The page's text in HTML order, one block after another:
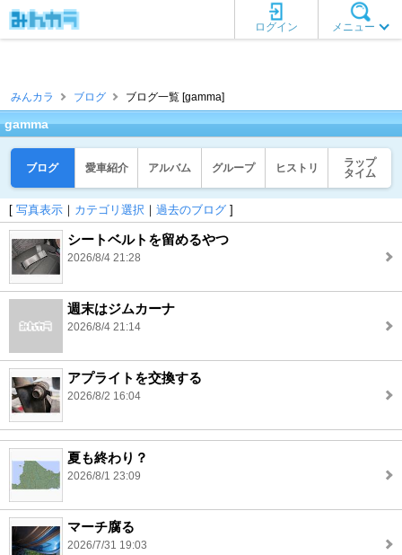
メニュー
ログイン
みんカラ ブログ ブログ一覧 [gamma]
gamma
ブログ 愛車紹介 アルバム グループ ヒストリ
ラップ
タイム
[ 写真表示 ｜ カテゴリ選択 ｜ 過去のブログ ]
シートベルトを留めるやつ
2026/8/4 21:28
週末はジムカーナ
2026/8/4 21:14
アプライトを交換する
2026/8/2 16:04
夏も終わり？
2026/8/1 23:09
マーチ腐る
2026/7/31 19:03